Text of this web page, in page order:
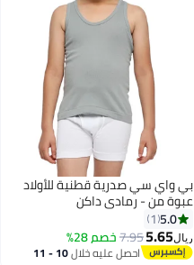
بي واي سي صدرية قطنية للأولاد
عبوة من - رمادي داكن
5.0
1
ريال5.65
7.95خصم 28%
احصل عليه خلال 10 - 11